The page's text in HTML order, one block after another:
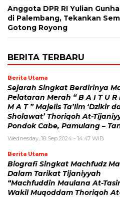
Anggota DPR RI Yulian
di Palembang, Tekankan
Gotong Royong
BERITA TERBARU
Berita Utama
Sejarah Singkat Berdirinya
Pelataran Merah “ B A I T U R
M A T ” Majelis Ta’lim ‘Dzikir
Sholawat’ Thoriqoh At-
Pondok Cabe, Pamulang –
Wednesday, 18 Sep 2024 - 14:47 WIB
Berita Utama
Biografi Singkat Machfudz
Dalam Tarikat Tijaniyyah
“Machfuddin Maulana At-
Wakil Muqoddam Thoriqoh